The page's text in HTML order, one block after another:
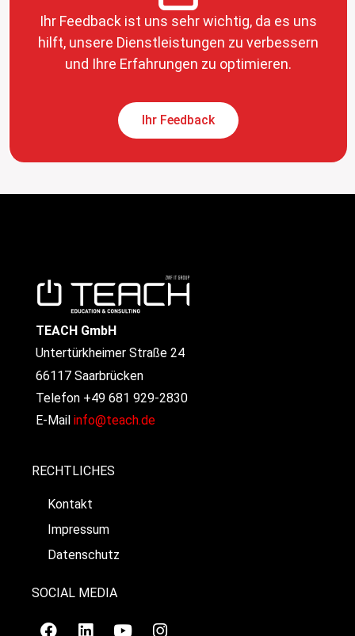
Ihr Feedback ist uns sehr wichtig, da es uns
hilft, unsere Dienstleistungen zu verbessern
und Ihre Erfahrungen zu optimieren.
Ihr Feedback
TEACH GmbH
Untertürkheimer Straße 24
66117 Saarbrücken
Telefon +49 681 929-2830
E-Mail info@teach.de
RECHTLICHES
Kontakt
Impressum
Datenschutz
SOCIAL MEDIA